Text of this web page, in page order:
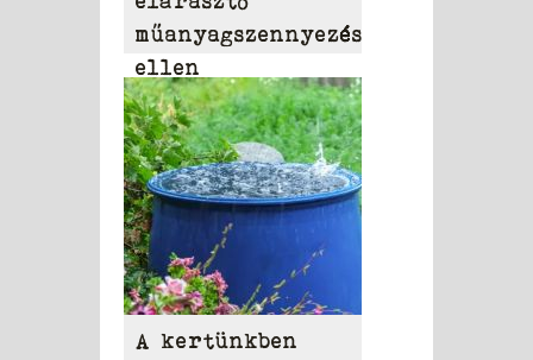
műanyagszennyezés
ellen
A kertünkben